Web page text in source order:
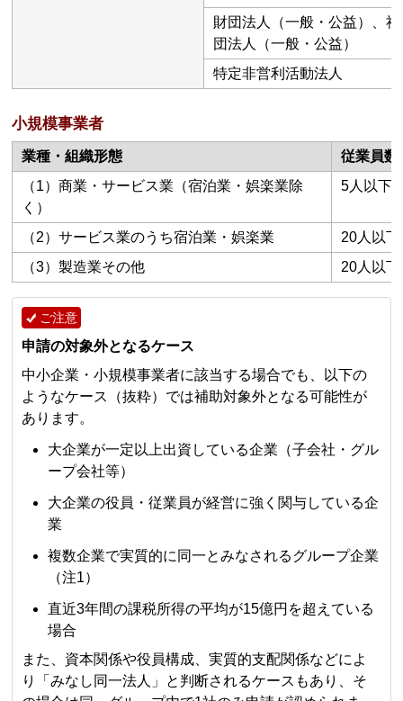
財団法人（一般・公益）、社
団法人（一般・公益）
特定非営利活動法人
小規模事業者
業種・組織形態
従業員数
（1）商業・サービス業（宿泊業・娯楽業除
く）
5人以下
（2）サービス業のうち宿泊業・娯楽業
20人以下
（3）製造業その他
20人以下
ご注意
申請の対象外となるケース
中小企業・小規模事業者に該当する場合でも、以下の
ようなケース（抜粋）では補助対象外となる可能性が
あります。
大企業が一定以上出資している企業（子会社・グル
ープ会社等）
大企業の役員・従業員が経営に強く関与している企
業
複数企業で実質的に同一とみなされるグループ企業
（注1）
直近3年間の課税所得の平均が15億円を超えている
場合
また、資本関係や役員構成、実質的支配関係などによ
り「みなし同一法人」と判断されるケースもあり、そ